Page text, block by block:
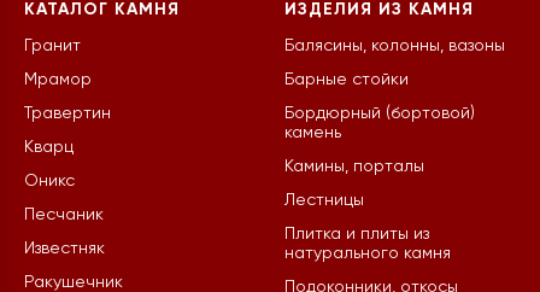
КАТАЛОГ КАМНЯ
Гранит
Мрамор
Травертин
Кварц
Оникс
Песчаник
Известняк
Ракушечник
ИЗДЕЛИЯ ИЗ КАМНЯ
Балясины, колонны, вазоны
Барные стойки
Бордюрный (бортовой)
камень
Камины, порталы
Лестницы
Плитка и плиты из
натурального камня
Подоконники, откосы